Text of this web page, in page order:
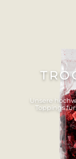
Unsere
Toppings